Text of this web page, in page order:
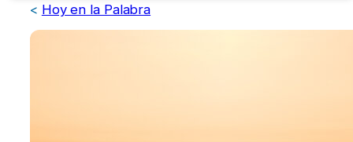
< Hoy en la Palabra